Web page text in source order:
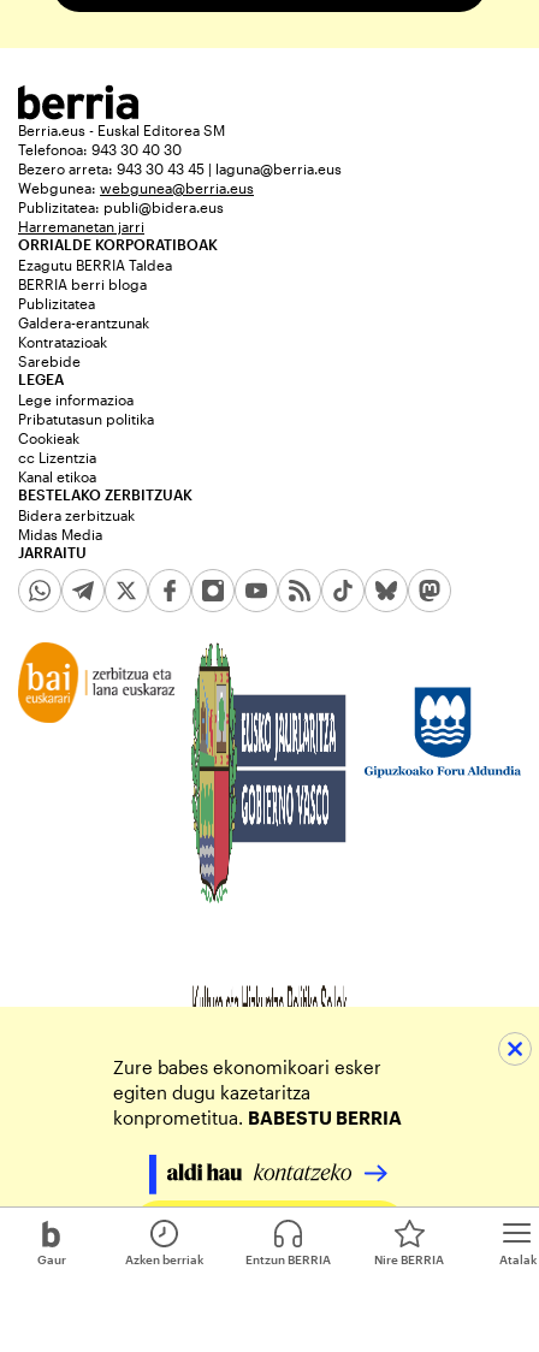
Gaur Atalak
Azken berriak Entzun BERRIA Nire BERRIA
Berria.eus - Euskal Editorea SM
Telefonoa: 943 30 40 30
Bezero arreta: 943 30 43 45 | laguna@berria.eus
Webgunea: webgunea@berria.eus
Publizitatea: publi@bidera.eus
Harremanetan jarri
ORRIALDE KORPORATIBOAK
Ezagutu BERRIA Taldea
BERRIA berri bloga
Publizitatea
Galdera-erantzunak
Kontratazioak
Sarebide
JARRAITU
LEGEA
Lege informazioa
Pribatutasun politika
Cookieak
cc Lizentzia
Kanal etikoa
BESTELAKO ZERBITZUAK
Bidera zerbitzuak
Midas Media
Zure babes ekonomikoari esker
egiten dugu kazetaritza
konprometitua. BABESTU BERRIA
Egin zure ekarpena